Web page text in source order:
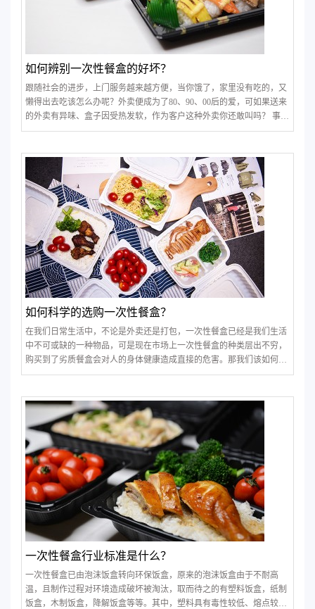
如何辨别一次性餐盒的好坏？
跟随社会的进步，上门服务越来越方便，当你饿了，家里没有吃的，又
懒得出去吃该怎么办呢？外卖便成为了80、90、00后的爱，可如果送来
的外卖有异味、盒子因受热发软，作为客户这种外卖你还敢叫吗？ 事实
上，现实生活中经常因为店家在购买餐盒时失误而造成很多尴尬的局
如何科学的选购一次性餐盒？
在我们日常生活中，不论是外卖还是打包，一次性餐盒已经是我们生活
中不可或缺的一种物品，可是现在市场上一次性餐盒的种类层出不穷，
购买到了劣质餐盒会对人的身体健康造成直接的危害。那我们该如何去
科学的选购和使用它们呢？
一次性餐盒行业标准是什么？
一次性餐盒已由泡沫饭盒转向环保饭盒，原来的泡沫饭盒由于不耐高
温，且制作过程对环境造成破坏被淘汰，取而待之的有塑料饭盒，纸制
饭盒，木制饭盒，降解饭盒等等。其中，塑料具有毒性较低、熔点较